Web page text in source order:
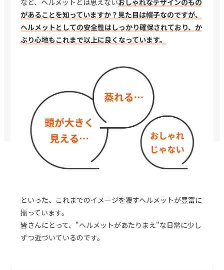
など、ヘルメットとは思えないおしゃれなデザインのもの
があることを知っていますか？見た目は帽子なのですが、
ヘルメットとしての安全性はしっかり確保されており、 か
ぶり心地もこれまで以上に良くなっています。
といった、これまでのイメージを覆すヘルメットが豊富に
揃っています。
皆さんにとって、"ヘルメットがあたりまえ"な日常に少し
ずつ近づいているのです。